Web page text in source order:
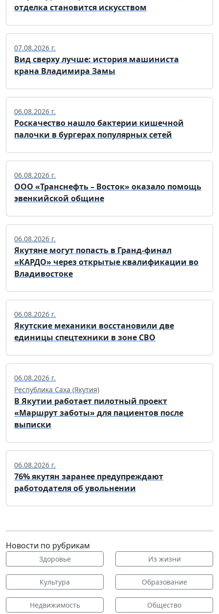
отделка становится искусством
07.08.2026 г.
Вид сверху лучше: история машиниста
крана Владимира Замы
06.08.2026 г.
Роскачество нашло бактерии кишечной
палочки в бургерах популярных сетей
06.08.2026 г.
ООО «Транснефть – Восток» оказало помощь
эвенкийской общине
06.08.2026 г.
Якутяне могут попасть в Гранд-финал
«КАРДО» через открытые квалификации во
Владивостоке
06.08.2026 г.
Якутские механики восстановили две
единицы спецтехники в зоне СВО
06.08.2026 г.
Республика Саха (Якутия)
В Якутии работает пилотный проект
«Маршрут заботы» для пациентов после
выписки
06.08.2026 г.
76% якутян заранее предупреждают
работодателя об увольнении
Новости по рубрикам
Здоровье Из жизни
Культура Образование
Недвижимость Общество